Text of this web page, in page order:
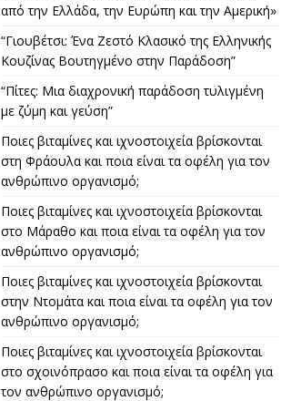
από την Ελλάδα, την Ευρώπη και την Αμερική»
“Γιουβέτσι: Ένα Ζεστό Κλασικό της Ελληνικής
Κουζίνας Βουτηγμένο στην Παράδοση”
“Πίτες: Μια διαχρονική παράδοση τυλιγμένη
με ζύμη και γεύση”
Ποιες βιταμίνες και ιχνοστοιχεία βρίσκονται
στη Φράουλα και ποια είναι τα οφέλη για τον
ανθρώπινο οργανισμό;
Ποιες βιταμίνες και ιχνοστοιχεία βρίσκονται
στο Μάραθο και ποια είναι τα οφέλη για τον
ανθρώπινο οργανισμό;
Ποιες βιταμίνες και ιχνοστοιχεία βρίσκονται
στην Ντομάτα και ποια είναι τα οφέλη για τον
ανθρώπινο οργανισμό;
Ποιες βιταμίνες και ιχνοστοιχεία βρίσκονται
στο σχοινόπρασο και ποια είναι τα οφέλη για
τον ανθρώπινο οργανισμό;